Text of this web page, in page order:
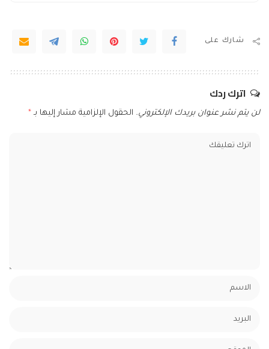
شارك على
اترك ردك
لن يتم نشر عنوان بريدك الإلكتروني. الحقول الإلزامية مشار إليها بـ *